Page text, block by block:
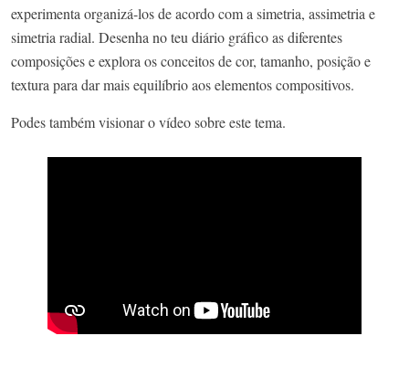
experimenta organizá-los de acordo com a simetria, assimetria e
simetria radial. Desenha no teu diário gráfico as diferentes
composições e explora os conceitos de cor, tamanho, posição e
textura para dar mais equilíbrio aos elementos compositivos.
Podes também visionar o vídeo sobre este tema.